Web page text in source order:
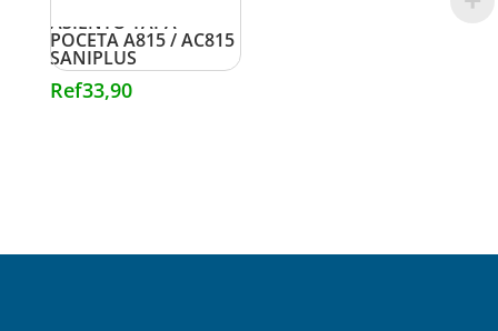
ASIENTO TAPA
POCETA A815 / AC815
SANIPLUS
Ref33,90